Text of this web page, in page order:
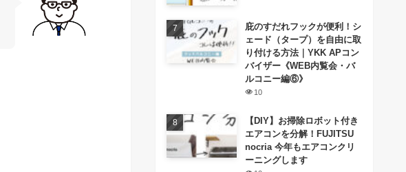
庇のすだれフックが便利！シ
ェード（タープ）を自由に取
り付ける方法｜YKK APコン
バイザー《WEB内覧会・バ
ルコニー編⑥》
10
【DIY】お掃除ロボット付き
エアコンを分解！FUJITSU
nocria 今年もエアコンクリ
ーニングします